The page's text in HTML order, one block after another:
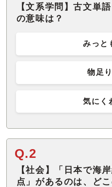
【文系学問】古文単
の意味は？
みっと
物足
気にく
Q.2
【社会】「日本で海
点」があるのは、ど